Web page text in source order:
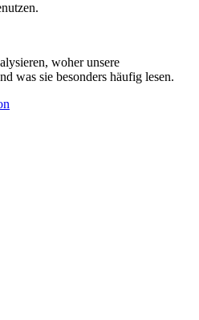
woher unsere
was sie besonders häufig lesen.